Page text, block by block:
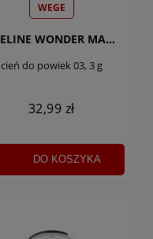
WEGE
EVELINE WONDER MATCH
cień do powiek 03, 3 g
32,99 zł
DO KOSZYKA